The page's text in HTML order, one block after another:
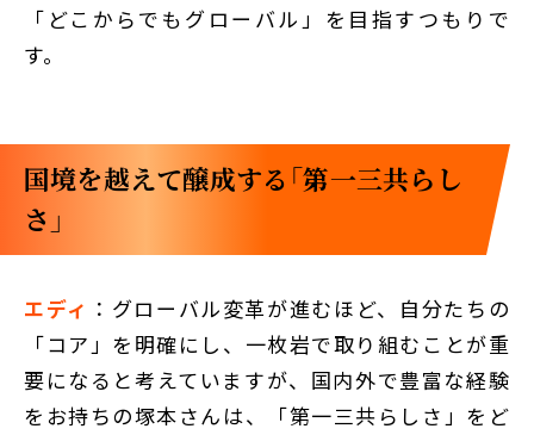
「どこからでもグローバル」を目指すつもりで
す。
国境を越えて醸成する「第一三共らし
さ」
エディ ：グローバル変革が進むほど、自分たちの
「コア」を明確にし、一枚岩で取り組むことが重
要になると考えていますが、国内外で豊富な経験
をお持ちの塚本さんは、「第一三共らしさ」をど